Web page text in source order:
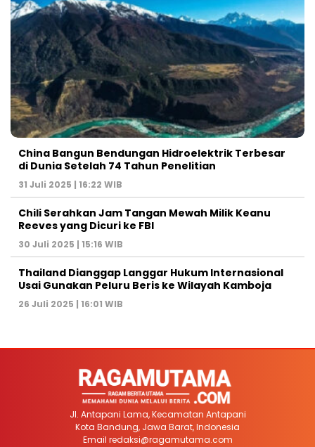
China Bangun Bendungan Hidroelektrik Terbesar
di Dunia Setelah 74 Tahun Penelitian
31 Juli 2025 | 16:22 WIB
Chili Serahkan Jam Tangan Mewah Milik Keanu
Reeves yang Dicuri ke FBI
30 Juli 2025 | 15:16 WIB
Thailand Dianggap Langgar Hukum Internasional
Usai Gunakan Peluru Beris ke Wilayah Kamboja
26 Juli 2025 | 16:01 WIB
Jl. Antapani Lama, Kecamatan Antapani
Kota Bandung, Jawa Barat, Indonesia
Email redaksi@ragamutama.com